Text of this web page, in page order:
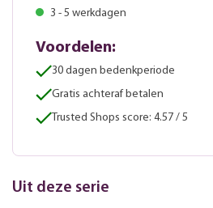
3 - 5 werkdagen
Voordelen:
30 dagen bedenkperiode
Gratis achteraf betalen
Trusted Shops score: 4.57 / 5
Uit deze serie